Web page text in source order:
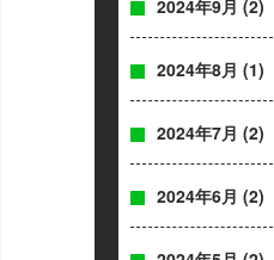
2024年9月 (2)
2024年8月 (1)
2024年7月 (2)
2024年6月 (2)